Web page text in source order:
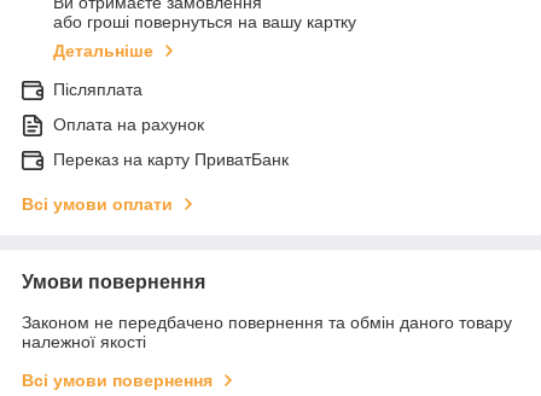
або гроші повернуться на вашу картку
Детальніше
Післяплата
Оплата на рахунок
Переказ на карту ПриватБанк
Всі умови оплати
Умови повернення
Законом не передбачено повернення та обмін даного товару
належної якості
Всі умови повернення